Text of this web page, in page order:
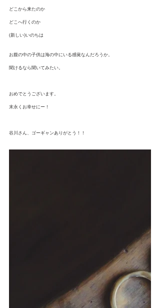
どこから来たのか
どこへ行くのか
(新しい)いのちは
お腹の中の子供は海の中にいる感覚なんだろうか。
聞けるなら聞いてみたい。
おめでとうございます。
末永くお幸せにー！
谷川さん、ゴーギャンありがとう！！